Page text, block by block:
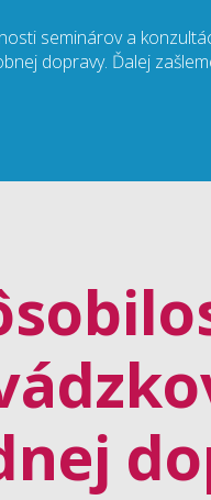
seminárov a
dopravy. Ďalej